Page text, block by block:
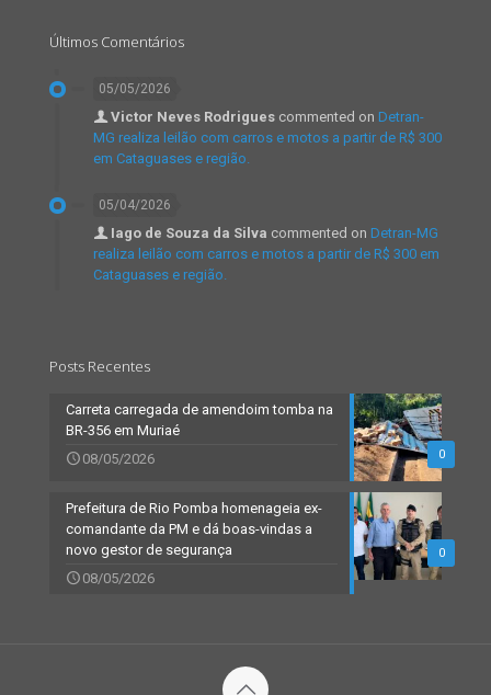
Últimos Comentários
05/05/2026
Victor Neves Rodrigues commented on Detran-
MG realiza leilão com carros e motos a partir de R$ 300
em Cataguases e região.
05/04/2026
Iago de Souza da Silva commented on Detran-MG
realiza leilão com carros e motos a partir de R$ 300 em
Cataguases e região.
Posts Recentes
0
Carreta carregada de amendoim tomba na
BR-356 em Muriaé
08/05/2026
0
Prefeitura de Rio Pomba homenageia ex-
comandante da PM e dá boas-vindas a
novo gestor de segurança
08/05/2026